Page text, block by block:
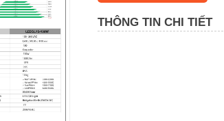
THÔNG TIN CHI TIẾT